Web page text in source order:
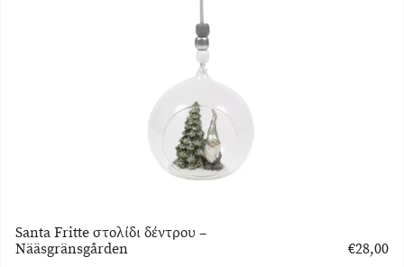
Santa Fritte στολίδι δέντρου –
Nääsgränsgården
€28,00